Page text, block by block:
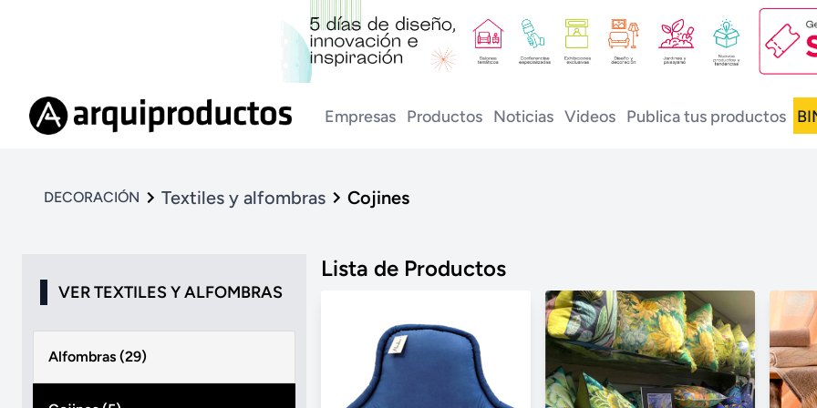
Empresas Productos Noticias Videos Publica tus productos
DECORACIÓN Textiles y alfombras Cojines
VER TEXTILES Y ALFOMBRAS
Alfombras (29)
Lista de Productos